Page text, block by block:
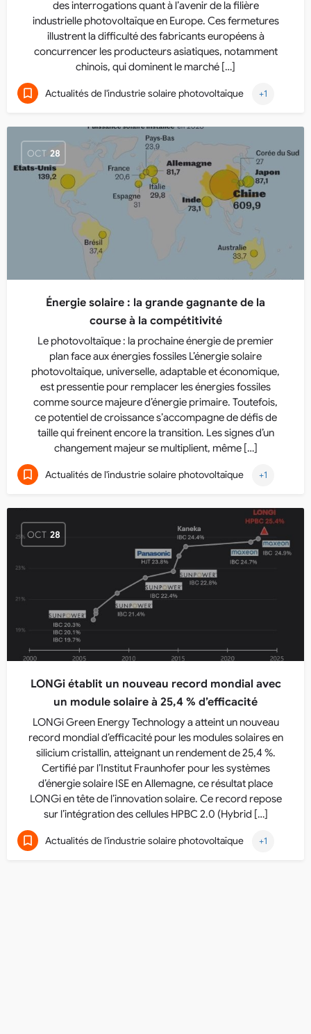
des interrogations quant à l’avenir de la filière
industrielle photovoltaïque en Europe. Ces fermetures
illustrent la difficulté des fabricants européens à
concurrencer les producteurs asiatiques, notamment
chinois, qui dominent le marché […]
Actualités de l'industrie solaire photovoltaïque +1
OCT 28
Énergie solaire : la grande gagnante de la
course à la compétitivité
Le photovoltaïque : la prochaine énergie de premier
plan face aux énergies fossiles L’énergie solaire
photovoltaïque, universelle, adaptable et économique,
est pressentie pour remplacer les énergies fossiles
comme source majeure d’énergie primaire. Toutefois,
ce potentiel de croissance s’accompagne de défis de
taille qui freinent encore la transition. Les signes d’un
changement majeur se multiplient, même […]
Actualités de l'industrie solaire photovoltaïque +1
OCT 28
LONGi établit un nouveau record mondial avec
un module solaire à 25,4 % d’efficacité
LONGi Green Energy Technology a atteint un nouveau
record mondial d’efficacité pour les modules solaires en
silicium cristallin, atteignant un rendement de 25,4 %.
Certifié par l’Institut Fraunhofer pour les systèmes
d’énergie solaire ISE en Allemagne, ce résultat place
LONGi en tête de l’innovation solaire. Ce record repose
sur l’intégration des cellules HPBC 2.0 (Hybrid […]
Actualités de l'industrie solaire photovoltaïque +1